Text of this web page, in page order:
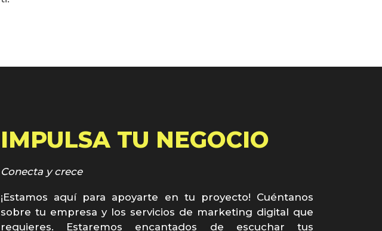
IMPULSA TU NEGOCIO
Conecta y crece
¡Estamos aquí para apoyarte en tu proyecto! Cuéntanos
sobre tu empresa y los servicios de marketing digital que
requieres. Estaremos encantados de escuchar tus